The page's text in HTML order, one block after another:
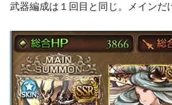
武器編成は１回目と同じ。メインだ